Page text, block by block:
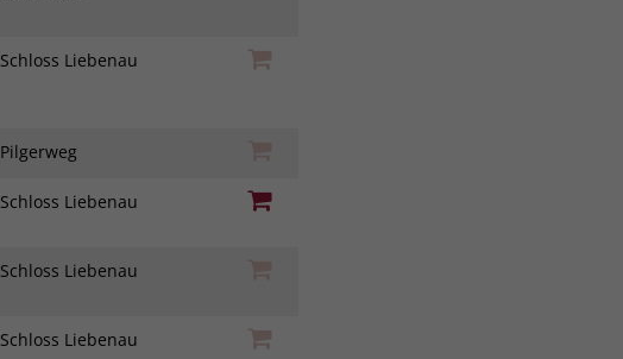
Schloss Liebenau
Pilgerweg
Schloss Liebenau
Schloss Liebenau
Schloss Liebenau